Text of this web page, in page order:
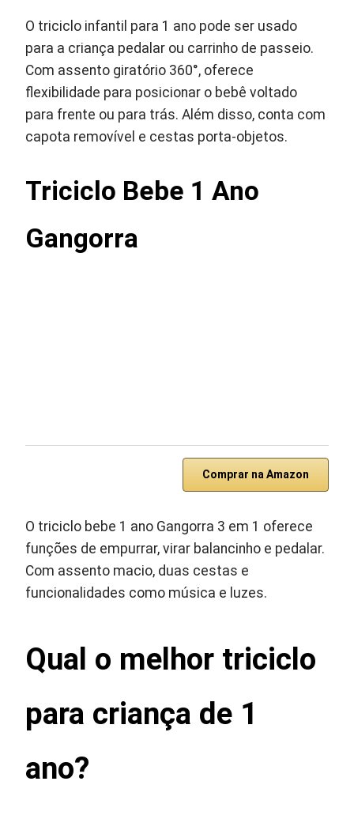
O triciclo infantil para 1 ano pode ser usado
para a criança pedalar ou carrinho de passeio.
Com assento giratório 360°, oferece
flexibilidade para posicionar o bebê voltado
para frente ou para trás. Além disso, conta com
capota removível e cestas porta-objetos.
Triciclo Bebe 1 Ano
Gangorra
Comprar na Amazon
O triciclo bebe 1 ano Gangorra 3 em 1 oferece
funções de empurrar, virar balancinho e pedalar.
Com assento macio, duas cestas e
funcionalidades como música e luzes.
Qual o melhor triciclo
para criança de 1
ano?